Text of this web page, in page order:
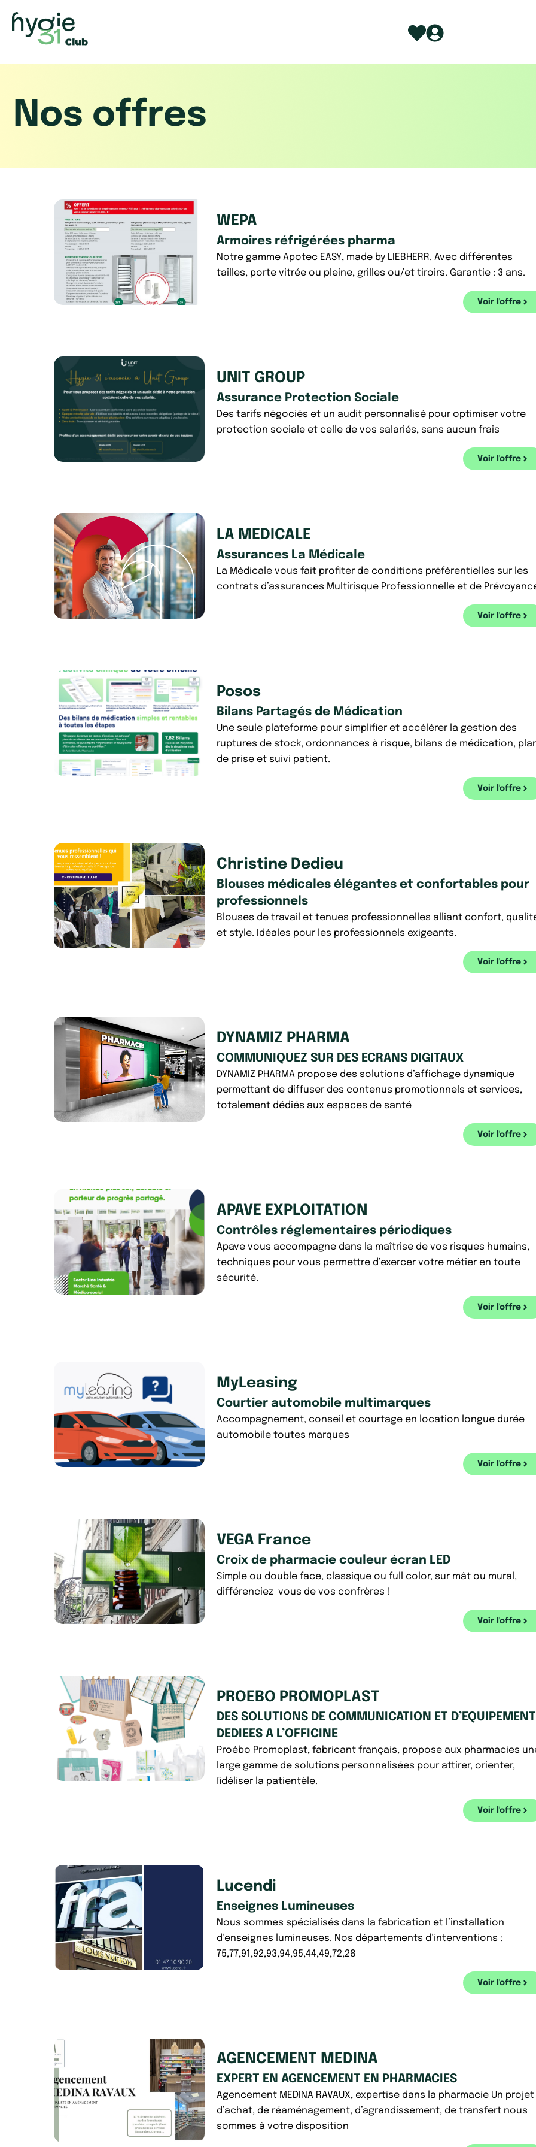
contenu
Nos offres
WEPA
Armoires réfrigérées pharma
Notre gamme Apotec EASY, made by LIEBHERR. Avec différentes
tailles, porte vitrée ou pleine, grilles ou/et tiroirs. Garantie : 3 ans.
Voir l'offre
UNIT GROUP
Assurance Protection Sociale
Des tarifs négociés et un audit personnalisé pour optimiser votre
protection sociale et celle de vos salariés, sans aucun frais
Voir l'offre
LA MEDICALE
Assurances La Médicale
La Médicale vous fait profiter de conditions préférentielles sur les
contrats d’assurances Multirisque Professionnelle et de
Voir l'offre
Posos
Bilans Partagés de Médication
Une seule plateforme pour simplifier et accélérer la gestion des
ruptures de stock, ordonnances à risque, bilans de médication,
de prise et suivi patient.
Voir l'offre
Christine Dedieu
Blouses médicales élégantes et confortables pour
professionnels
Blouses de travail et tenues professionnelles alliant confort,
et style. Idéales pour les professionnels exigeants.
Voir l'offre
DYNAMIZ PHARMA
COMMUNIQUEZ SUR DES ECRANS DIGITAUX
DYNAMIZ PHARMA propose des solutions d’affichage dynamique
permettant de diffuser des contenus promotionnels et services,
totalement dédiés aux espaces de santé
Voir l'offre
APAVE EXPLOITATION
Contrôles réglementaires périodiques
Apave vous accompagne dans la maîtrise de vos risques humains,
techniques pour vous permettre d’exercer votre métier en toute
sécurité.
Voir l'offre
MyLeasing
Courtier automobile multimarques
Accompagnement, conseil et courtage en location longue durée
automobile toutes marques
Voir l'offre
VEGA France
Croix de pharmacie couleur écran LED
Simple ou double face, classique ou full color, sur mât ou mural,
différenciez-vous de vos confrères !
Voir l'offre
PROEBO PROMOPLAST
DES SOLUTIONS DE COMMUNICATION ET D’EQUIPEMENT
DEDIEES A L’OFFICINE
Proébo Promoplast, fabricant français, propose aux pharmacies
large gamme de solutions personnalisées pour attirer, orienter,
ﬁdéliser la patientèle.
Voir l'offre
Lucendi
Enseignes Lumineuses
Nous sommes spécialisés dans la fabrication et l’installation
d’enseignes lumineuses. Nos départements d’interventions :
75,77,91,92,93,94,95,44,49,72,28
Voir l'offre
AGENCEMENT MEDINA
EXPERT EN AGENCEMENT EN PHARMACIES
Agencement MEDINA RAVAUX, expertise dans la pharmacie Un projet
d’achat, de réaménagement, d’agrandissement, de transfert nous
sommes à votre disposition